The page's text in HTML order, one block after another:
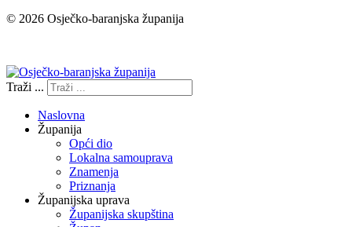
© 2026 Osječko-baranjska županija
Traži ...
Naslovna
Županija
Opći dio
Lokalna samouprava
Znamenja
Priznanja
Županijska uprava
Županijska skupština